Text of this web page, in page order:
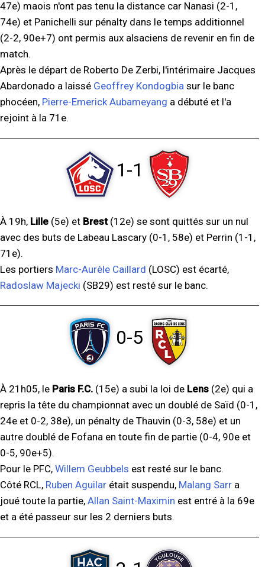
47e) maois n'ont pas tenu la distance car Nanasi (2-1,
74e) et Panichelli sur pénalty dans le temps additionnel
(2-2, 90e+7) ont permis aux alsaciens de revenir en fin de
match.
Après le départ de Roberto De Zerbi, l'intérimaire Jacques
Abardonado a laissé Geoffrey Kondogbia sur le banc
phocéen, Pierre-Emerick Aubameyang a débuté et l'a
rejoint à la 71e.
1-1
À 19h, Lille (5e) et Brest(12e) se sont quittés sur un nul
avec des buts de Labeau Lascary (0-1, 58e) et Perrin (1-1,
71e).
Les portiers Marc-Aurèle Caillard (LOSC) est écarté,
Radoslaw Majecki (SB29) est resté sur le banc.
0-5
À 21h05, le Paris F.C. (15e) a subi la loi de Lens (2e) qui a
repris la tête du championnat avec un doublé de Saïd (0-1,
24e et 0-2, 38e), un pénalty de Thauvin (0-3, 58e) et un
autre doublé de Fofana en toute fin de partie (0-4, 90e et
0-5, 90e+5).
Pour le PFC, Willem Geubbels est resté sur le banc.
Côté RCL, Ruben Aguilar était suspendu, Malang Sarr a
joué toute la partie, Allan Saint-Maximin est entré à la 69e
et a été passeur sur les 2 derniers buts.